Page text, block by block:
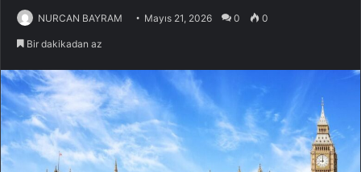
NURCAN BAYRAM Mayıs 21, 2026 0 0
Bir dakikadan az